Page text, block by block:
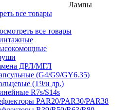
Лампы
все товары
все товары
ДРЛ/МГЛ
(G4/G9/GY6.35)
(T9/и др.)
R7s/S14s
PAR20/PAR30/PAR38